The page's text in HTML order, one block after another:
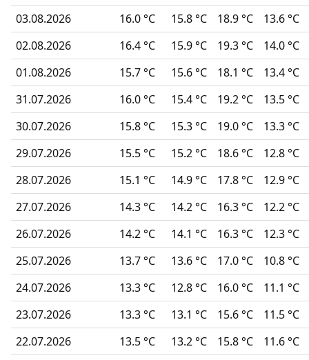
03.08.2026
16.0 °C 15.8 °C 18.9 °C
13.6 °C
02.08.2026
16.4 °C 15.9 °C 19.3 °C
14.0 °C
01.08.2026
15.7 °C 15.6 °C 18.1 °C
13.4 °C
31.07.2026
16.0 °C 15.4 °C 19.2 °C
13.5 °C
30.07.2026
15.8 °C 15.3 °C 19.0 °C
13.3 °C
29.07.2026
15.5 °C 15.2 °C 18.6 °C
12.8 °C
28.07.2026
15.1 °C 14.9 °C 17.8 °C
12.9 °C
27.07.2026
14.3 °C 14.2 °C 16.3 °C
12.2 °C
26.07.2026
14.2 °C 14.1 °C 16.3 °C
12.3 °C
25.07.2026
13.7 °C 13.6 °C 17.0 °C
10.8 °C
24.07.2026
13.3 °C 12.8 °C 16.0 °C
11.1 °C
23.07.2026
13.3 °C 13.1 °C 15.6 °C
11.5 °C
22.07.2026
13.5 °C 13.2 °C 15.8 °C
11.6 °C